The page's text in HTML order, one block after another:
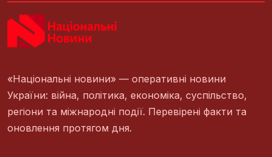
«Національні новини» — оперативні новини
України: війна, політика, економіка, суспільство,
регіони та міжнародні події. Перевірені факти та
оновлення протягом дня.